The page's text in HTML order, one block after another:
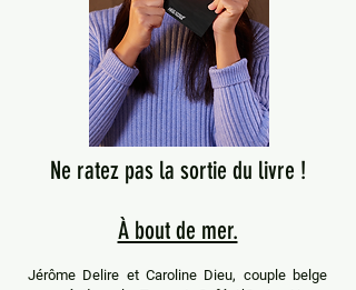
Ne ratez pas la sortie du livre !
À bout de mer.
Jérôme Delire et Caroline Dieu, couple belge